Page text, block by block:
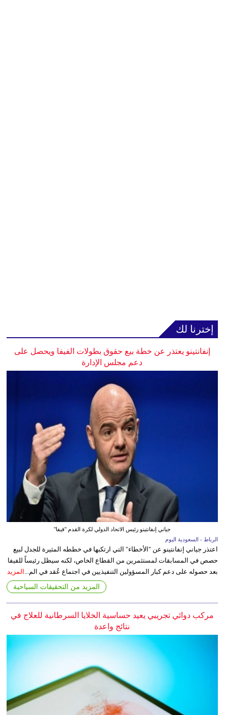
إخترنا لك
إنفانتينو يعتذر عن خطة بيع حقوق بطولات الفيفا ويحصل على
دعم مجلس الإدارة
جياني إنفانتينو رئيس الاتحاد الدولي لكرة القدم "فيفا"
الرباط - السعودية اليوم
اعتذر جياني إنفانتينو عن "الأخطاء" التي ارتكبها في خططه المثيرة للجدل لبيع
حصص في المسابقات لمستثمرين من القطاع الخاص، لكنه سيظل رئيساً للفيفا
بعد حصوله على دعم كبار المسؤولين التنفيذيين في اجتماع عُقد في الم...
المزيد
المزيد من التحقيقات السياحية
مركب دوائي تجريبي يعيد حساسية الخلايا السرطانية للعلاج في
نتائج واعدة